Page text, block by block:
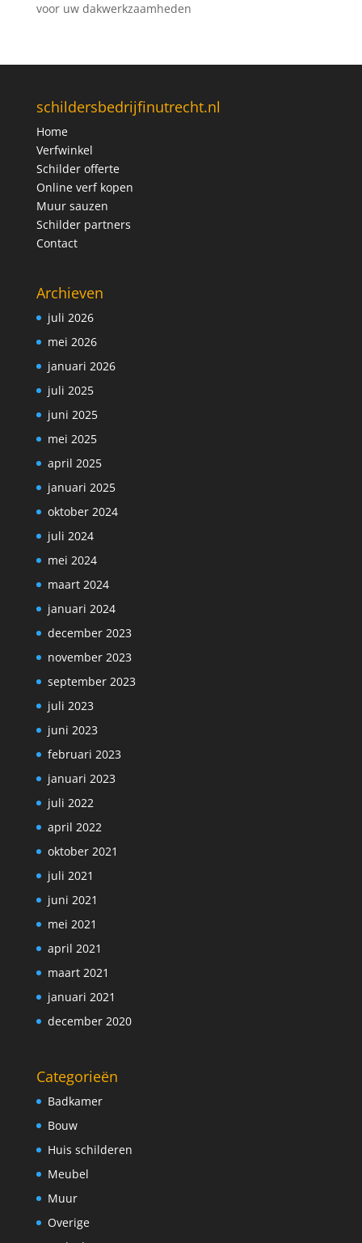
voor uw dakwerkzaamheden
schildersbedrijfinutrecht.nl
Home
Verfwinkel
Schilder offerte
Online verf kopen
Muur sauzen
Schilder partners
Contact
Archieven
juli 2026
mei 2026
januari 2026
juli 2025
juni 2025
mei 2025
april 2025
januari 2025
oktober 2024
juli 2024
mei 2024
maart 2024
januari 2024
december 2023
november 2023
september 2023
juli 2023
juni 2023
februari 2023
januari 2023
juli 2022
april 2022
oktober 2021
juli 2021
juni 2021
mei 2021
april 2021
maart 2021
januari 2021
december 2020
Categorieën
Badkamer
Bouw
Huis schilderen
Meubel
Muur
Overige